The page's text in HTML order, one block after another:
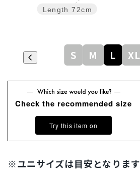
Length 72cm
S M L XL
Check the recommended size
Try this item on
※ユニサイズは目安となります